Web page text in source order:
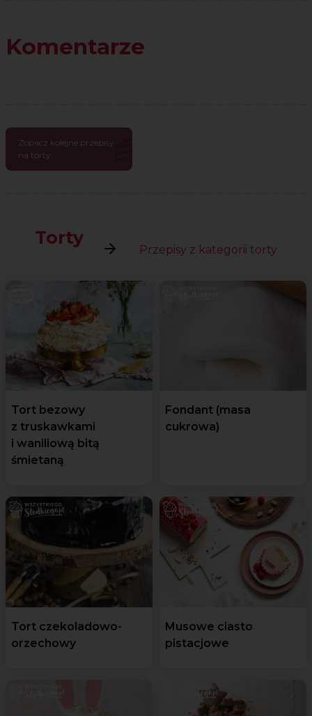
Komentarze
Zobacz kolejne przepisy
na torty
Torty
Przepisy z kategorii torty
Tort bezowy
z truskawkami
i waniliową bitą
śmietaną
Fondant (masa
cukrowa)
Tort czekoladowo-
orzechowy
Musowe ciasto
pistacjowe